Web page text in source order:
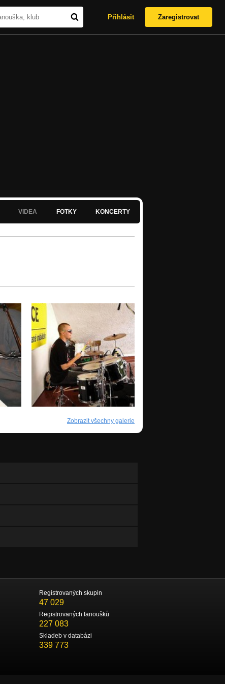
Přihlásit Zaregistrovat
VIDEA FOTKY KONCERTY
Zobrazit všechny galerie
Registrovaných skupin
47 029
Registrovaných fanoušků
227 083
Skladeb v databázi
339 773